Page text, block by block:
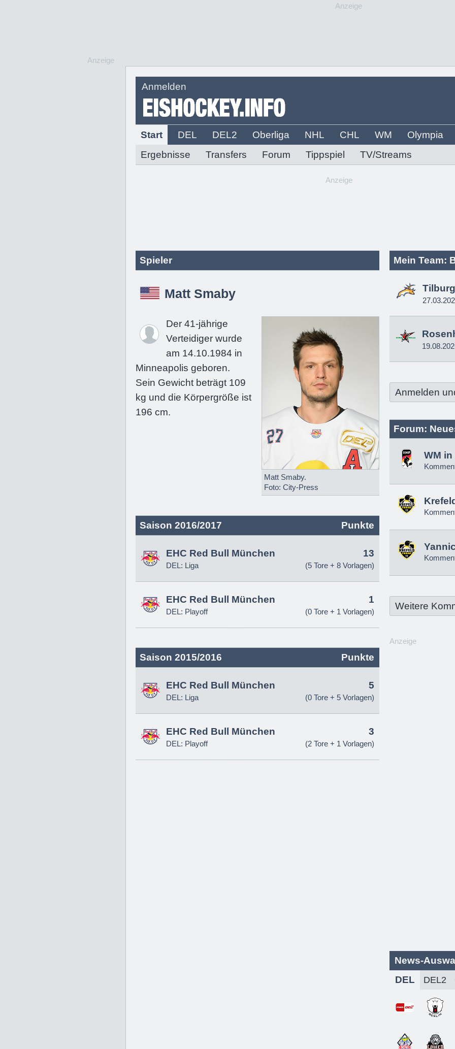
Anzeige
Anmelden
Start DEL DEL2 Oberliga NHL CHL WM
Olympia
Ergebnisse
Transfers Forum Tippspiel TV/Streams
Anzeige
Anzeige
Spieler
Matt Smaby
Matt Smaby.
Foto: City-Press
Der 41-jährige
Verteidiger wurde
am 14.10.1984 in
Minneapolis geboren.
Sein Gewicht beträgt 109
kg und die Körpergröße ist
196 cm.
Saison 2016/2017 Punkte
EHC Red Bull München
DEL: Liga
13
(5 Tore + 8 Vorlagen)
EHC Red Bull München
DEL: Playoff
1
(0 Tore + 1 Vorlagen)
Saison 2015/2016 Punkte
EHC Red Bull München
DEL: Liga
5
(0 Tore + 5 Vorlagen)
EHC Red Bull München
DEL: Playoff
3
(2 Tore + 1 Vorlagen)
Mein Team:
Tilburg
Anmelden
Forum:
WM
Weitere
Anzeige
News-
DEL